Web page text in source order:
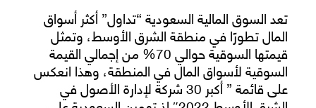
تعد السوق المالية السعودية “تداول” أكثر أسواق
المال تطورًا في منطقة الشرق الأوسط، وتمثل
قيمتها السوقية حوالي 70% من إجمالي القيمة
السوقية لأسواق المال في المنطقة، وهذا انعكس
على قائمة ” أكبر 30 شركة لإدارة الأصول في